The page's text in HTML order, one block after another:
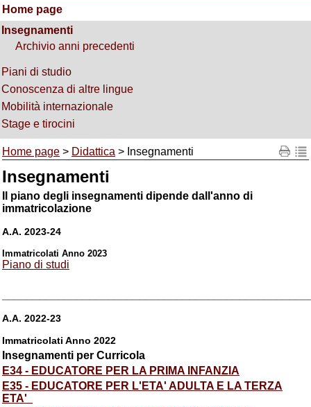
Home page
Insegnamenti
Archivio anni precedenti
Piani di studio
Conoscenza di altre lingue
Mobilità internazionale
Stage e tirocini
Home page > Didattica > Insegnamenti
Insegnamenti
Il piano degli insegnamenti dipende dall'anno di
immatricolazione
A.A. 2023-24
Immatricolati Anno 2023
Piano di studi
A.A. 2022-23
Immatricolati Anno 2022
Insegnamenti per Curricola
E34 - EDUCATORE PER LA PRIMA INFANZIA
E35 - EDUCATORE PER L'ETA' ADULTA E LA TERZA
ETA'